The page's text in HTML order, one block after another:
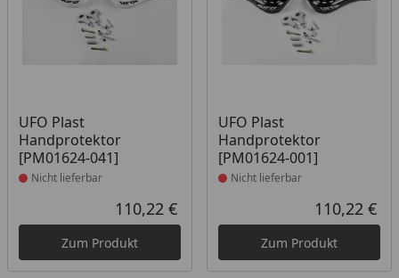
UFO Plast
Handprotektor
[PM01624-041]
Produkt nicht lieferbar
Nicht lieferbar
Aktueller Preis
110,22 €
Zum Produkt
UFO Plast
Handprotektor
[PM01624-001]
Produkt nicht lieferbar
Nicht lieferbar
110,22 €
Zum Produkt